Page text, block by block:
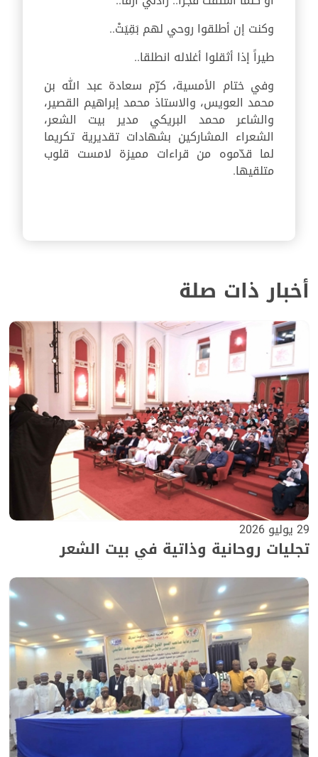
وكنت إن أطلقوا روحي لهم بَقِيَتْ..
طيراً إذا أثقلوا أغلاله انطلقا..
وفي ختام الأمسية، كرّم سعادة عبد الله بن
محمد العويس، والاستاذ محمد إبراهيم القصير،
والشاعر محمد البريكي مدير بيت الشعر،
الشعراء المشاركين بشهادات تقديرية تكريما
لما قدّموه من قراءات مميزة لامست قلوب
متلقيها.
أخبار ذات صلة
29 يوليو 2026
تجليات روحانية وذاتية في بيت الشعر